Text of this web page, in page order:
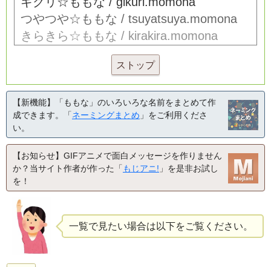
ストップ
【新機能】「ももな」のいろいろな名前をまとめて作
成できます。「ネーミングまとめ 」をご利用くださ
い。
【お知らせ】GIFアニメで面白メッセージを作りません
か？当サイト作者が作った「 もじアニ! 」を是非お試し
を！
一覧で見たい場合は以下をご覧ください。